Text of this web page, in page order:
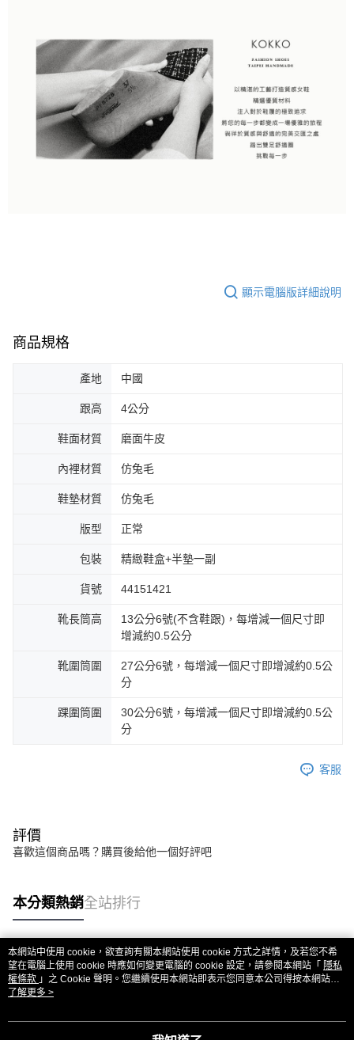
顯示電腦版詳細說明
商品規格
產地 中國
跟高 4公分
鞋面材質 磨面牛皮
內裡材質 仿兔毛
鞋墊材質 仿兔毛
版型 正常
包裝 精緻鞋盒+半墊一副
貨號 44151421
靴長筒高
13公分6號(不含鞋跟)，每增減一個尺寸即
增減約0.5公分
靴圍筒圍
27公分6號，每增減一個尺寸即增減約0.5公
分
踝圍筒圍
30公分6號，每增減一個尺寸即增減約0.5公
分
客服
評價
喜歡這個商品嗎？購買後給他一個好評吧
本分類熱銷全站排行
熱門標籤
本網站中使用 cookie，欲查詢有關本網站使用 cookie 方式之詳情，及若您不希
望在電腦上使用 cookie 時應如何變更電腦的 cookie 設定，請參閱本網站「 隱私
權條款 」之 Cookie 聲明。您繼續使用本網站即表示您同意本公司得按本網站使
用條款之 Cookie 聲明使用 cookie。
了解更多 >